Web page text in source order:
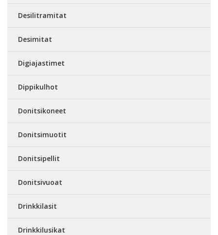
Desilitramitat
Desimitat
Digiajastimet
Dippikulhot
Donitsikoneet
Donitsimuotit
Donitsipellit
Donitsivuoat
Drinkkilasit
Drinkkilusikat